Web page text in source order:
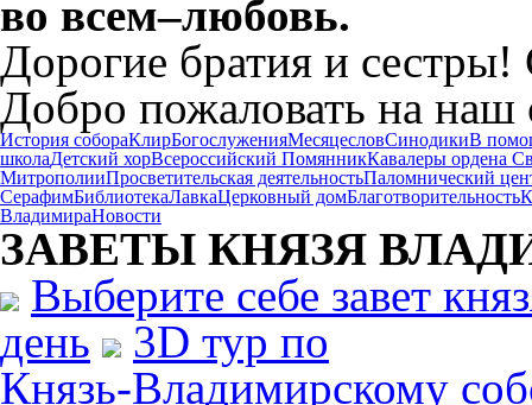
во всем–любовь.
Дорогие братия и
Добро пожаловать на наш
История собораКлирБогослуженияМесяцесловСинодикиВ
школаДетский хорВсероссийский ПомянникКавалеры ордена
МитрополииПросветительская деятельностьПаломнический
СерафимБиблиотекаЛавкаЦерковный домБлаготворительность
ВладимираНовости
ЗАВЕТЫ КНЯЗЯ
Выберите себе завет
день
3D тур по
Князь-Владимирскому